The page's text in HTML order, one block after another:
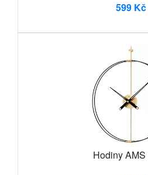
599 Kč
Hodiny